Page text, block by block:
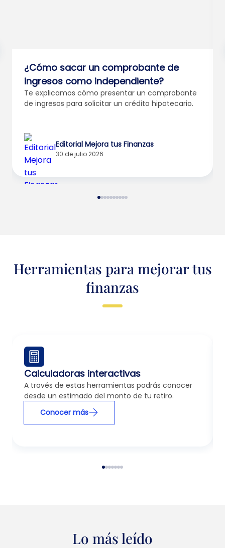
¿Cómo sacar un comprobante de
ingresos como independiente?
Te explicamos cómo presentar un comprobante
de ingresos para solicitar un crédito hipotecario.
Editorial Mejora tus Finanzas
30 de julio 2026
Herramientas para mejorar tus
finanzas
Calculadoras interactivas
A través de estas herramientas podrás conocer
desde un estimado del monto de tu retiro.
Conocer más
Lo más leído